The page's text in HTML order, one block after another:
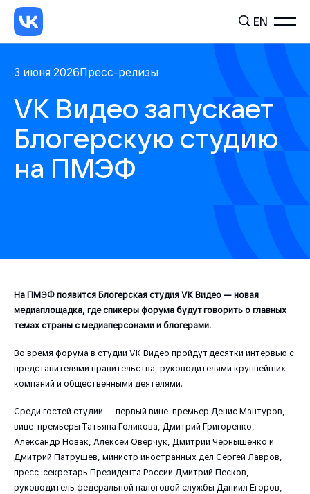
EN
3 июня 2026 Пресс-релизы
VK Видео запускает
Блогерскую студию
на ПМЭФ
На ПМЭФ появится Блогерская студия VK Видео — новая
медиаплощадка, где спикеры форума будут говорить о главных
темах страны с медиаперсонами и блогерами.
Во время форума в студии VK Видео пройдут десятки интервью с
представителями правительства, руководителями крупнейших
компаний и общественными деятелями.
Среди гостей студии — первый вице-премьер Денис Мантуров,
вице-премьеры Татьяна Голикова, Дмитрий Григоренко,
Александр Новак, Алексей Оверчук, Дмитрий Чернышенко и
Дмитрий Патрушев, министр иностранных дел Сергей Лавров,
пресс-секретарь Президента России Дмитрий Песков,
руководитель федеральной налоговой службы Даниил Егоров,